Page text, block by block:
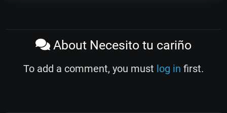
About Necesito tu cariño
To add a comment, you must log in first.